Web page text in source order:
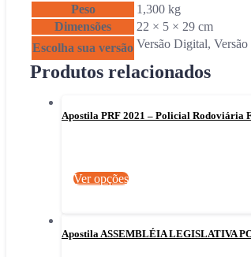
Peso
1,300 kg
Dimensões
22 × 5 × 29 cm
Escolha sua versão Versão Digital, Versão
Produtos relacionados
Apostila PRF 2021 – Policial Rodoviária
Ver opçõesEste
variantes.
Apostila ASSEMBLÉIA LEGISLATIVA